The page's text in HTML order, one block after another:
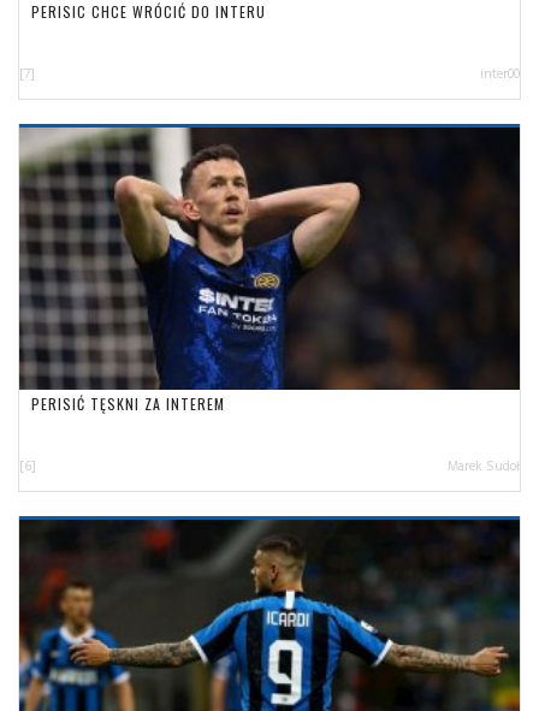
PERISIC CHCE WRÓCIĆ DO INTERU
[7] inter00
PERISIĆ TĘSKNI ZA INTEREM
[6] Marek Sudoł